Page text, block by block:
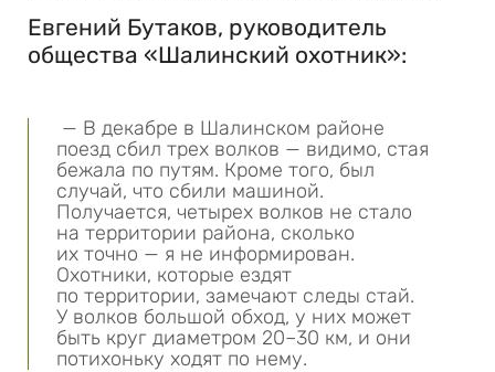
Евгений Бутаков, руководитель
общества «Шалинский охотник»:
— В декабре в Шалинском районе
поезд сбил трех волков — видимо, стая
бежала по путям. Кроме того, был
случай, что сбили машиной.
Получается, четырех волков не стало
на территории района, сколько
их точно — я не информирован.
Охотники, которые ездят
по территории, замечают следы стай.
У волков большой обход, у них может
быть круг диаметром 20–30 км, и они
потихоньку ходят по нему.